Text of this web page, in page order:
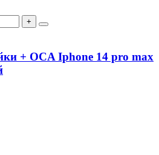
+
+ OCA Iphone 14 pro max